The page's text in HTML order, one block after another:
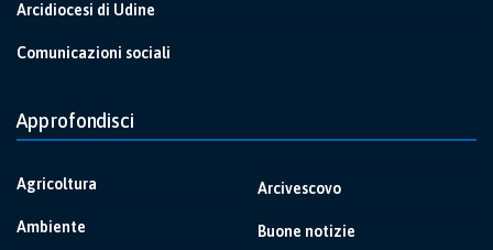
Arcidiocesi di Udine
Comunicazioni sociali
Approfondisci
Agricoltura
Ambiente
Arcivescovo
Buone notizie